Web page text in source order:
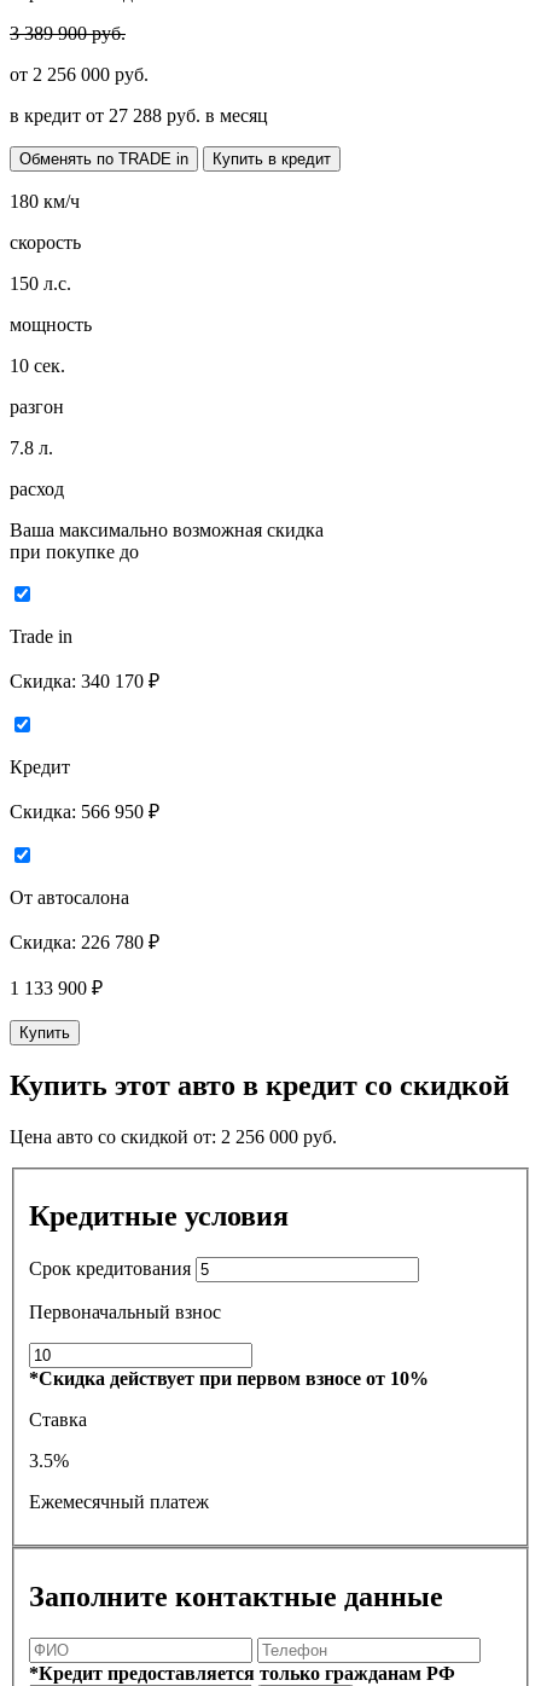
3 389 900 руб.
от 2 256 000 руб.
в кредит от 27 288 руб. в месяц
Обменять по TRADE in Купить в кредит
180 км/ч
скорость
150 л.с.
мощность
10 сек.
разгон
7.8 л.
расход
Ваша максимально возможная скидка
при покупке до
Trade in
Скидка: 340 170 ₽
Кредит
Скидка: 566 950 ₽
От автосалона
Скидка: 226 780 ₽
1 133 900 ₽
Купить
Купить этот авто в кредит со скидкой
Цена авто со скидкой от: 2 256 000 руб.
Кредитные условия
Срок кредитования
Первоначальный взнос
*Скидка действует при первом взносе от 10%
Ставка
3.5%
Ежемесячный платеж
Заполните контактные данные
*Кредит предоставляется только гражданам РФ